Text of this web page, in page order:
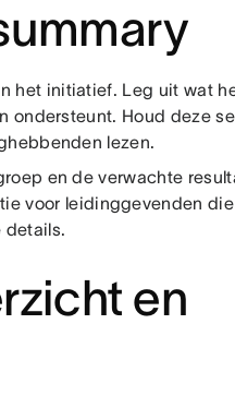
het initiatief. Leg uit wat
ondersteunt. Houd deze
lezen.
en de verwachte
voor leidinggevenden
details.
en